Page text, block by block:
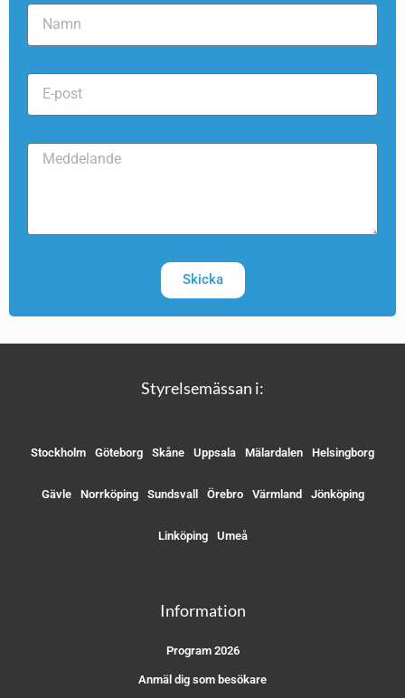
Skicka
Styrelsemässan i:
Stockholm Göteborg Skåne Uppsala Mälardalen Helsingborg
Gävle Norrköping Sundsvall Örebro Värmland Jönköping
Linköping Umeå
Information
Program 2026
Anmäl dig som besökare